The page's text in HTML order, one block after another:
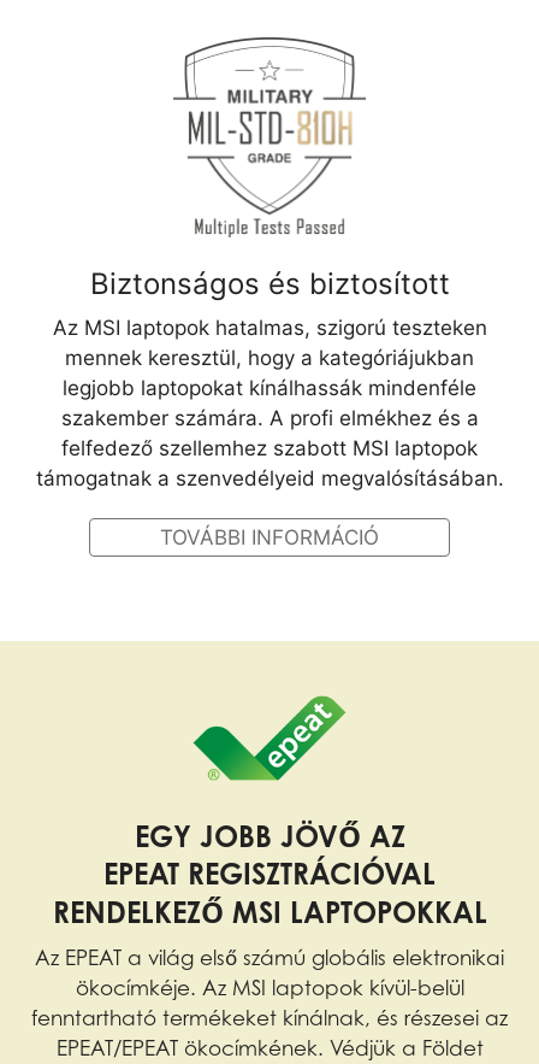
Biztonságos és biztosított
Az MSI laptopok hatalmas, szigorú teszteken
mennek keresztül, hogy a kategóriájukban
legjobb laptopokat kínálhassák mindenféle
szakember számára. A profi elmékhez és a
felfedező szellemhez szabott MSI laptopok
támogatnak a szenvedélyeid megvalósításában.
TOVÁBBI INFORMÁCIÓ
EGY JOBB JÖVŐ AZ
EPEAT REGISZTRÁCIÓVAL
RENDELKEZŐ MSI LAPTOPOKKAL
Az EPEAT a világ első számú globális elektronikai
ökocímkéje. Az MSI laptopok kívül-belül
fenntartható termékeket kínálnak, és részesei az
EPEAT/EPEAT ökocímkének. Védjük a Földet